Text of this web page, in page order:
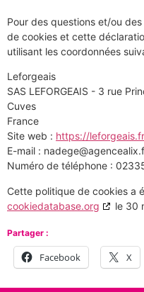
Pour des questions et/ou
de cookies et cette
utilisant les coordonnées
Leforgeais
SAS LEFORGEAIS - 3 rue
Cuves
France
Site web : https://leforgeais.fr
E-mail : nadege@
Numéro de téléphone :
Cette politique de cookies a
cookiedatabase.org
le 30
Partager :
Facebook X